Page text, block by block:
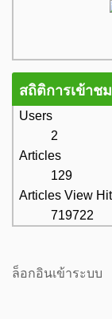
สถิติการเข้าชม
Users
2
Articles
129
Articles View
719722
ล็อกอินเข้าระบบ